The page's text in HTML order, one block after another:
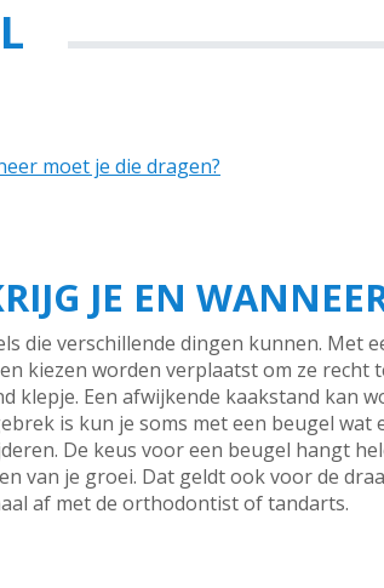
moet je die dragen?
JE EN
die verschillende dingen kunnen. Met
kiezen worden verplaatst om ze recht
klepje. Een afwijkende kaakstand kan
is kun je soms met een beugel
De keus voor een beugel hangt
van je groei. Dat geldt ook voor de
af met de orthodontist of tandarts.